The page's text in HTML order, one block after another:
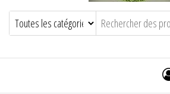
POTAGE ET GOURMANDS